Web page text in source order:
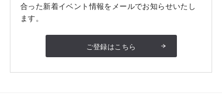
合った新着イベント情報をメールでお知らせいたし
ます。
ご登録はこちら